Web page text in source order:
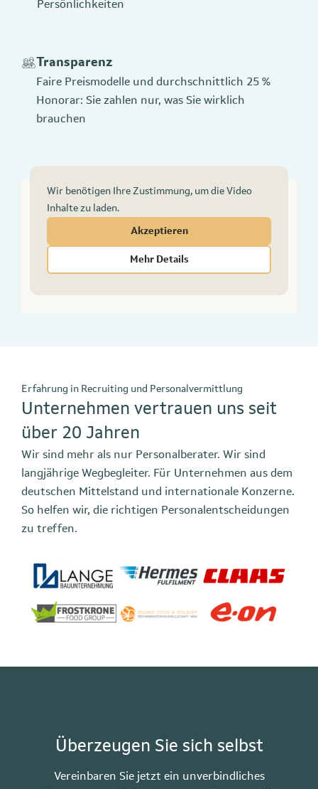
Persönlichkeiten
Transparenz
Faire Preismodelle und durchschnittlich 25 %
Honorar: Sie zahlen nur, was Sie wirklich
brauchen
Videoinhalte anzeigen
Wir benötigen Ihre Zustimmung, um die Video
Inhalte zu laden.
Akzeptieren
Mehr Details
Erfahrung in Recruiting und Personalvermittlung
Unternehmen vertrauen uns seit
über 20 Jahren
Wir sind mehr als nur Personalberater. Wir sind
langjährige Wegbegleiter. Für Unternehmen aus dem
deutschen Mittelstand und internationale Konzerne.
So helfen wir, die richtigen Personalentscheidungen
zu treffen.
Überzeugen Sie sich selbst
Vereinbaren Sie jetzt ein unverbindliches